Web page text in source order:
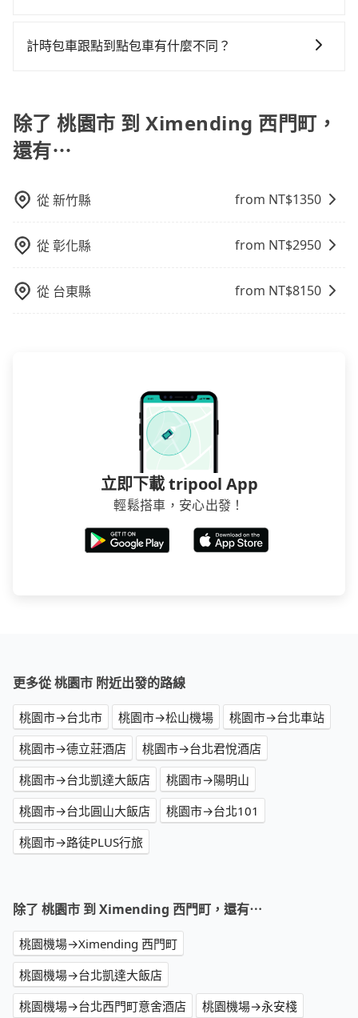
遇塞車、停紅燈時等低速行駛時還需額外加價不同，旅
計時包車跟點到點包車有什麼不同？
費，通常以每小時為單位，客戶可以根據自己的需要預
定一定時間的包車服務。這種服務適用於需要在城市內
多個地點間來回穿梭的客戶，例如市區觀光、商務差旅
費，客戶可以預先告知出發地點A到目的地B，會根據路
線和里程來計算費用。這種服務通常適用於單程或從一
個城市到另一個城市的長途包車。
除了 桃園市 到 Ximending 西門町，
還有⋯
從新竹縣 from NT$1350
從彰化縣 from NT$2950
從 台東縣 from NT$8150
立即下載 tripool App
輕鬆搭車，安心出發！
更多從 桃園市 附近出發的路線
桃園市→台北市 桃園市→松山機場
桃園市→台北車站
桃園市→德立莊酒店
桃園市→台北君悅酒店
桃園市→台北凱達大飯店
桃園市→陽明山
桃園市→台北圓山大飯店
桃園市→台北101
桃園市→路徒PLUS行旅
除了 桃園市 到 Ximending 西門町，還有⋯
桃園機場→Ximending 西門町
桃園機場→台北凱達大飯店
桃園機場→台北西門町意舍酒店
桃園機場→永安棧